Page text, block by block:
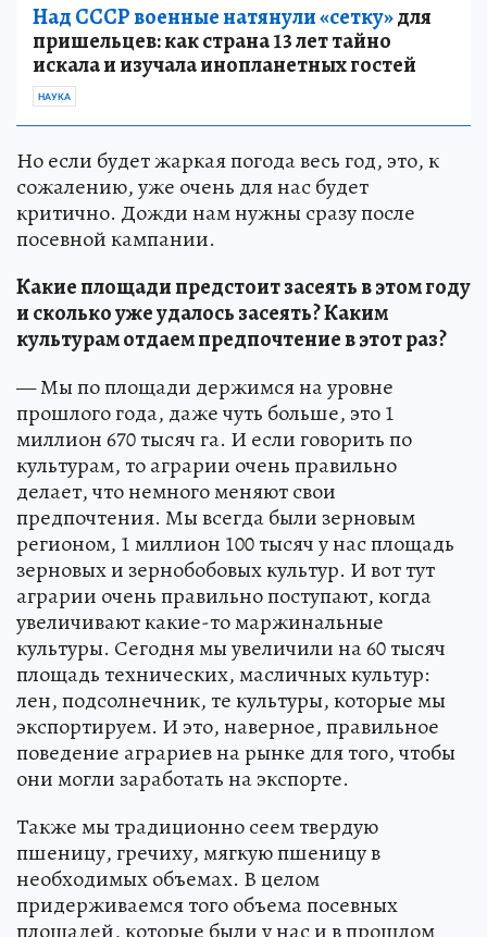
Над СССР военные натянули «сетку»для
пришельцев: как страна 13 лет тайно
искала и изучала инопланетных гостей
НАУКА
Но если будет жаркая погода весь год, это, к
сожалению, уже очень для нас будет
критично. Дожди нам нужны сразу после
посевной кампании.
Какие площади предстоит засеять в этом году
и сколько уже удалось засеять? Каким
культурам отдаем предпочтение в этот раз?
— Мы по площади держимся на уровне
прошлого года, даже чуть больше, это 1
миллион 670 тысяч га. И если говорить по
культурам, то аграрии очень правильно
делает, что немного меняют свои
предпочтения. Мы всегда были зерновым
регионом, 1 миллион 100 тысяч у нас площадь
зерновых и зернобобовых культур. И вот тут
аграрии очень правильно поступают, когда
увеличивают какие-то маржинальные
культуры. Сегодня мы увеличили на 60 тысяч
площадь технических, масличных культур:
лен, подсолнечник, те культуры, которые мы
экспортируем. И это, наверное, правильное
поведение аграриев на рынке для того, чтобы
они могли заработать на экспорте.
Также мы традиционно сеем твердую
пшеницу, гречиху, мягкую пшеницу в
необходимых объемах. В целом
придерживаемся того объема посевных
площадей, которые были у нас и в прошлом